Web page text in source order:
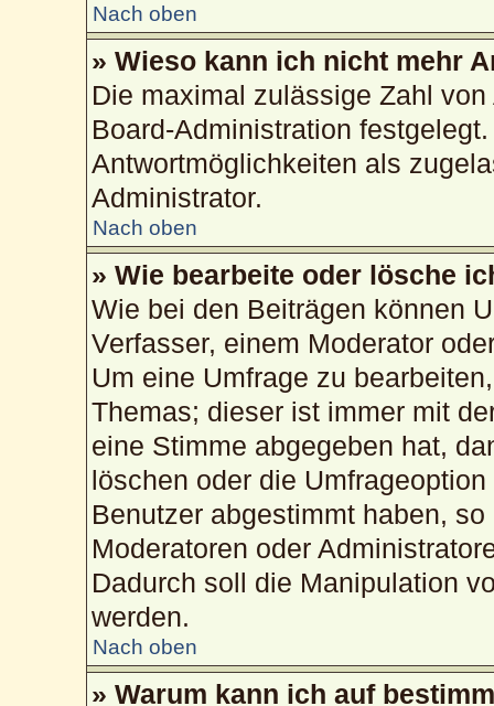
Nach oben
» Wieso kann ich nicht mehr
Die maximal zulässige Zahl
Board-Administration
Antwortmöglichkeiten als
Administrator.
Nach oben
» Wie bearbeite oder lösche
Wie bei den Beiträgen können
Verfasser, einem Moderator
Um eine Umfrage zu
Themas; dieser ist immer mit
eine Stimme abgegeben hat,
löschen oder die
Benutzer abgestimmt haben,
Moderatoren oder
Dadurch soll die Manipulation
werden.
Nach oben
» Warum kann ich auf